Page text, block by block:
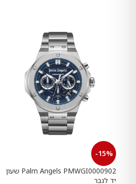
-15%
Palm Angels PMWGI0000902 שעון
יד לגבר